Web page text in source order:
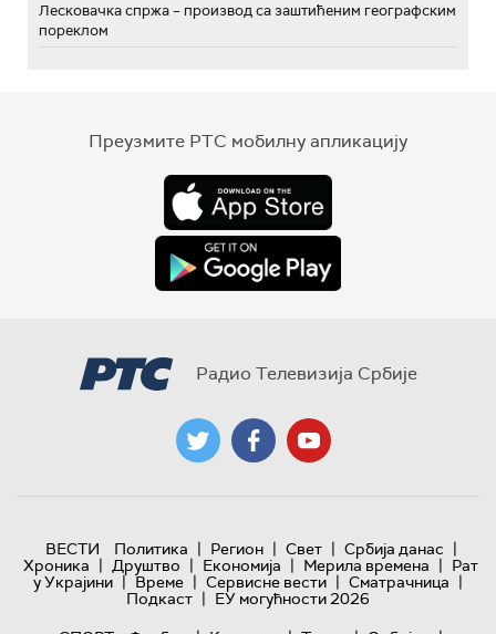
Лесковачка спржа – производ са заштићеним географским
пореклом
Преузмите РТС мобилну апликацију
Радио Телевизија Србије
ВЕСТИ Политика | Регион | Свет | Србија данас |
Хроника | Друштво | Економија | Мерила времена | Рат
у Украјини | Време | Сервисне вести | Сматрачница |
Подкаст | ЕУ могућности 2026